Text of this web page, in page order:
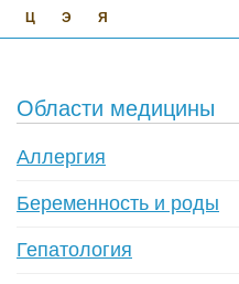
Ц Э Я
Области медицины
Аллергия
Беременность и роды
Гепатология